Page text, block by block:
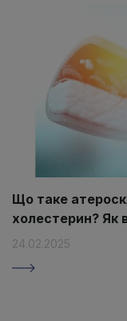
Що таке
холестерин? Як
24.02.2025